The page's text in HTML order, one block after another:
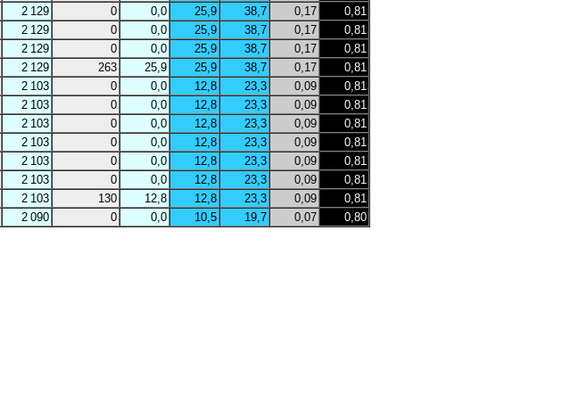
2 129 0 0,0 25,9 38,7 0,17
0,81
2 129 0 0,0 25,9 38,7 0,17
0,81
2 129 0 0,0 25,9 38,7 0,17
0,81
2 129 263 25,9 25,9 38,7 0,17
0,81
2 103 0 0,0 12,8 23,3 0,09
0,81
2 103 0 0,0 12,8 23,3 0,09
0,81
2 103 0 0,0 12,8 23,3 0,09
0,81
2 103 0 0,0 12,8 23,3 0,09
0,81
2 103 0 0,0 12,8 23,3 0,09
0,81
2 103 0 0,0 12,8 23,3 0,09
0,81
2 103 130 12,8 12,8 23,3 0,09
0,81
2 090 0 0,0 10,5 19,7 0,07 0,80